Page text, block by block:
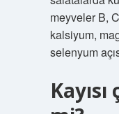
meyveler B,
kalsiyum,
selenyum